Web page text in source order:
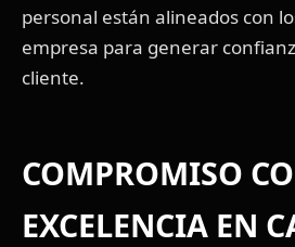
personal están alineados con
empresa para generar
cliente.
COMPROMISO
EXCELENCIA EN